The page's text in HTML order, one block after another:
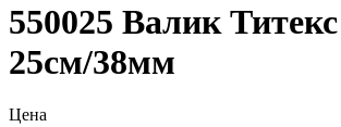
550025 Валик Титекс
25см/38мм
Цена